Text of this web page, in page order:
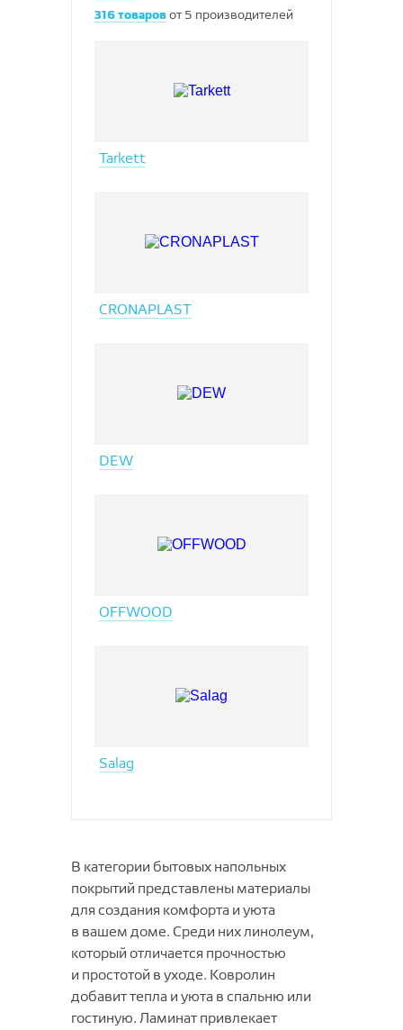
316товаровот5 производителей
Tarkett
CRONAPLAST
DEW
OFFWOOD
Salag
В категории бытовых напольных
покрытий представлены материалы
для создания комфорта и уюта
в вашем доме. Среди них линолеум,
который отличается прочностью
и простотой в уходе. Ковролин
добавит тепла и уюта в спальню или
гостиную. Ламинат привлекает